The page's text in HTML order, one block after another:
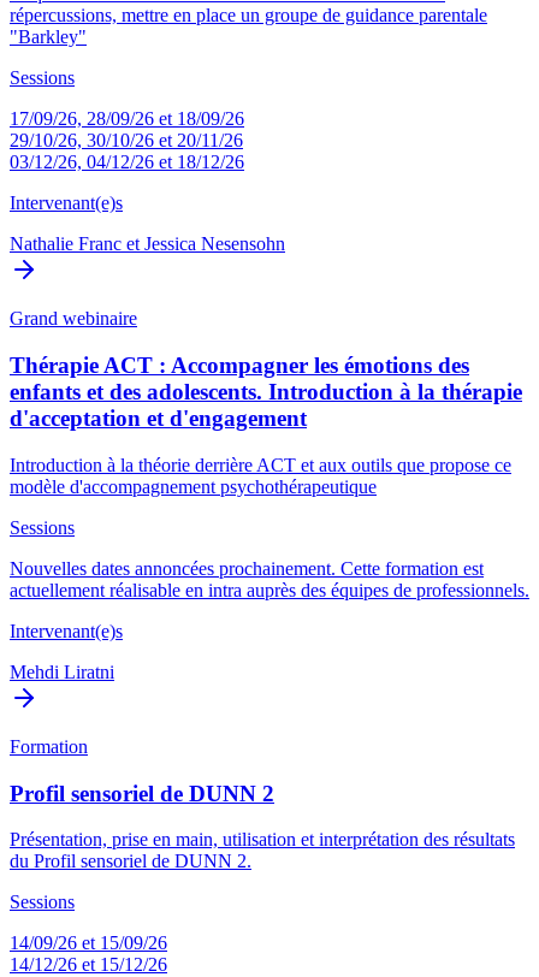
répercussions, mettre en place un groupe de guidance parentale
"Barkley"
Sessions
17/09/26, 28/09/26 et 18/09/26
29/10/26, 30/10/26 et 20/11/26
03/12/26, 04/12/26 et 18/12/26
Intervenant(e)s
Nathalie Franc etJessica Nesensohn
Grand webinaire
Thérapie ACT : Accompagner les émotions des
enfants et des adolescents. Introduction à la thérapie
d'acceptation et d'engagement
Introduction à la théorie derrière ACT et aux outils que propose ce
modèle d'accompagnement psychothérapeutique
Sessions
Nouvelles dates annoncées prochainement. Cette formation est
actuellement réalisable en intra auprès des équipes de professionnels.
Intervenant(e)s
Mehdi Liratni
Formation
Profil sensoriel de DUNN 2
Présentation, prise en main, utilisation et interprétation des résultats
du Profil sensoriel de DUNN 2.
Sessions
14/09/26 et 15/09/26
14/12/26 et 15/12/26